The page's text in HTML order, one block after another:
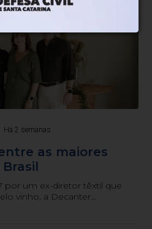
Há 2 semanas
as maiores
por um ex-diretor têxtil que
vinho, a Decanter